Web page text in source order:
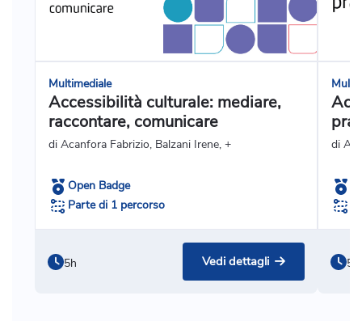
Multimediale
Accessibilità culturale: mediare,
raccontare, comunicare
di Acanfora Fabrizio, Balzani Irene, +
Open Badge
Parte di 1 percorso
5h Vedi dettagli
di
5h